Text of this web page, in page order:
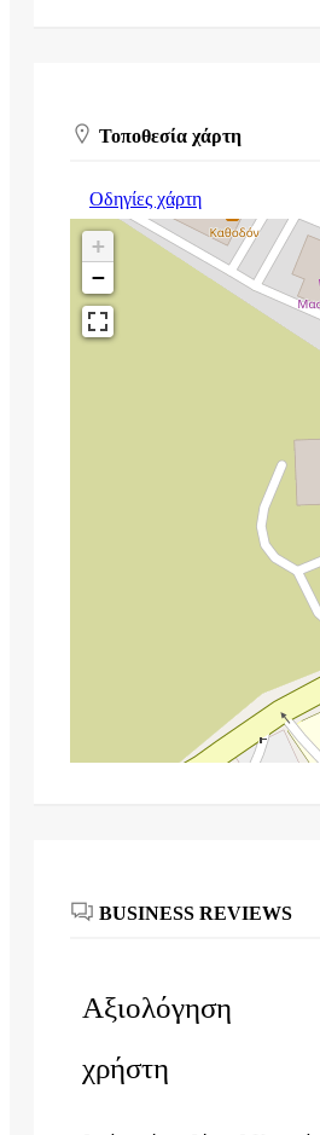
Τοποθεσία χάρτη
Οδηγίες χάρτη
+
−
BUSINESS REVIEWS
Αξιολόγηση
χρήστη